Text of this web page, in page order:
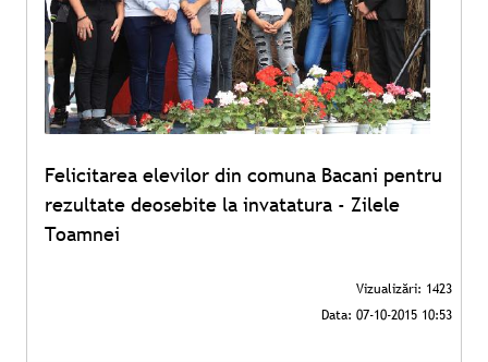
Felicitarea elevilor din comuna Bacani pentru
rezultate deosebite la invatatura - Zilele
Toamnei